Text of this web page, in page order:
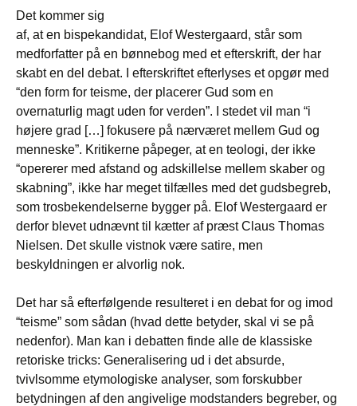
Det kommer sig
af, at en bispekandidat, Elof Westergaard, står som
medforfatter på en bønnebog med et efterskrift, der har
skabt en del debat. I efterskriftet efterlyses et opgør med
“den form for teisme, der placerer Gud som en
overnaturlig magt uden for verden”. I stedet vil man “i
højere grad […] fokusere på nærværet mellem Gud og
menneske”. Kritikerne påpeger, at en teologi, der ikke
“opererer med afstand og adskillelse mellem skaber og
skabning”, ikke har meget tilfælles med det gudsbegreb,
som trosbekendelserne bygger på. Elof Westergaard er
derfor blevet udnævnt til kætter af præst Claus Thomas
Nielsen. Det skulle vistnok være satire, men
beskyldningen er alvorlig nok.
Det har så efterfølgende resulteret i en debat for og imod
“teisme” som sådan (hvad dette betyder, skal vi se på
nedenfor). Man kan i debatten finde alle de klassiske
retoriske tricks: Generalisering ud i det absurde,
tvivlsomme etymologiske analyser, som forskubber
betydningen af den angivelige modstanders begreber, og